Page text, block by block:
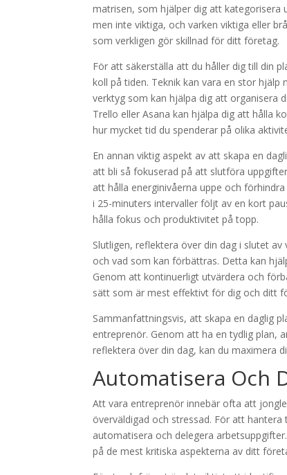
matrisen, som hjälper dig att kategorisera
men inte viktiga, och varken viktiga eller
som verkligen gör skillnad för ditt företag.
För att säkerställa att du håller dig till din
koll på tiden. Teknik kan vara en stor
verktyg som kan hjälpa dig att organisera
Trello eller Asana kan hjälpa dig att hålla
hur mycket tid du spenderar på olika
En annan viktig aspekt av att skapa en
att bli så fokuserad på att slutföra
att hålla energinivåerna uppe och
i 25-minuters intervaller följt av en kort
hålla fokus och produktivitet på topp.
Slutligen, reflektera över din dag i slutet
och vad som kan förbättras. Detta kan
Genom att kontinuerligt utvärdera och
sätt som är mest effektivt för dig och ditt
Sammanfattningsvis, att skapa en daglig
entreprenör. Genom att ha en tydlig plan,
reflektera över din dag, kan du maximera
Automatisera Och
Att vara entreprenör innebär ofta att
överväldigad och stressad. För att
automatisera och delegera
på de mest kritiska aspekterna av ditt